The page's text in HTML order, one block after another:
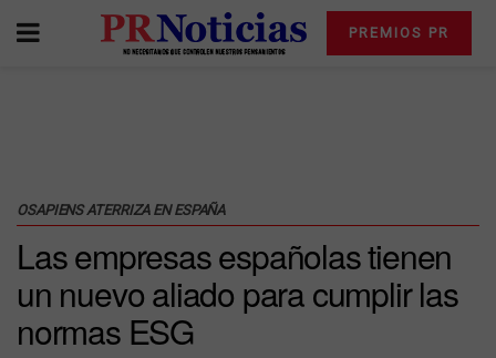
PREMIOS PR
OSAPIENS ATERRIZA EN ESPAÑA
Las empresas españolas tienen
un nuevo aliado para cumplir las
normas ESG